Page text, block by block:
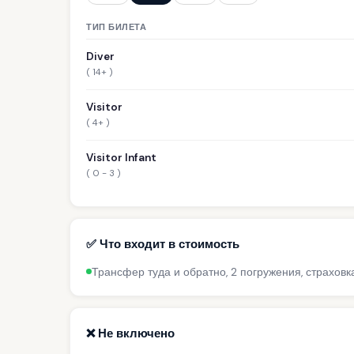
ТИП БИЛЕТА
Diver
( 14+ )
Visitor
( 4+ )
Visitor Infant
( 0 - 3 )
✅ Что входит в стоимость
Трансфер туда и обратно, 2 погружения,
❌ Не включено